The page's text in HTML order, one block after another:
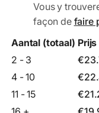
Vous y
façon de faire
Aantal (totaal) Prijs
2 - 3
€
4 - 10
€
11 - 15
€